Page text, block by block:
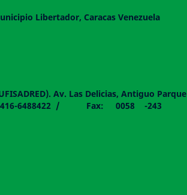
Libertador, Caracas Venezuela
Av. Las Delicias, Antiguo Parque
- 0416-6488422 / Fax: 0058 -243